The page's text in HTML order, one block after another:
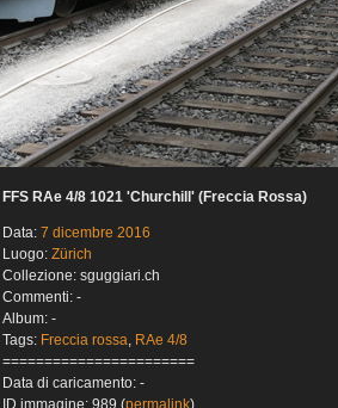
FFS RAe 4/8 1021 'Churchill' (Freccia Rossa)
Data: 7 dicembre 2016
Luogo: Zürich
Collezione: sguggiari.ch
Commenti: -
Album: -
Tags: Freccia rossa, RAe 4/8
=======================
Data di caricamento: -